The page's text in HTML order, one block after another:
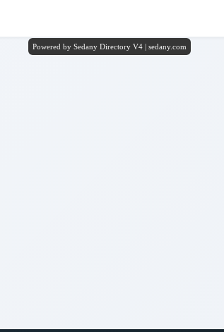
Powered by Sedany Directory V4 | sedany.com